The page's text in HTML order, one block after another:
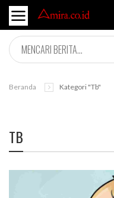
Beranda Kategori "tb"
TB